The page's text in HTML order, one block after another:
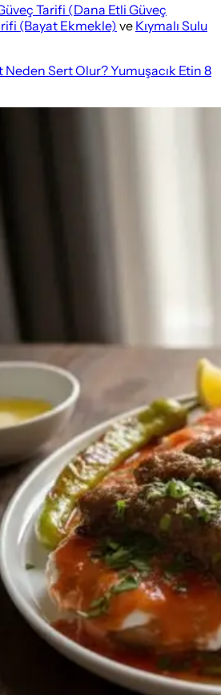
Tarifi (Dana Etli Güveç
(Bayat Ekmekle)ve Kıymalı Sulu
Neden Sert Olur? Yumuşacık Etin 8